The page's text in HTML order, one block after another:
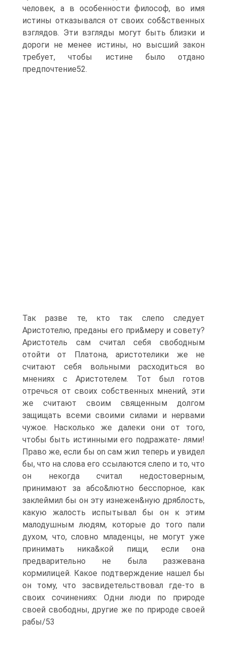
человек, а в особенности философ, во имя
истины отказывался от своих соб&ственных
взглядов. Эти взгляды могут быть близки и
дороги не менее истины, но высший закон
требует, чтобы истине было отдано
предпочтение52.
Так разве те, кто так слепо следует
Аристотелю, преданы его при&меру и совету?
Аристотель сам считал себя свободным
отойти от Платона, аристотелики же не
считают себя вольными расходиться во
мнениях с Аристотелем. Тот был готов
отречься от своих собственных мнений, эти
же считают своим священным долгом
защищать всеми своими силами и нервами
чужое. Насколько же далеки они от того,
чтобы быть истинными его подражате- лями!
Право же, если бы on сам жил теперь и увидел
бы, что на слова его ссылаются слепо и то, что
он некогда считал недостоверным,
принимают за абсо&лютно бесспорное, как
заклеймил бы он эту изнежен&ную дряблость,
какую жалость испытывал бы он к этим
малодушным людям, которые до того пали
духом, что, словно младенцы, не могут уже
принимать ника&кой пищи, если она
предварительно не была разжевана
кормилицей. Какое подтверждение нашел бы
он тому, что засвидетельствовал где-то в
своих сочинениях: Одни люди по природе
своей свободны, другие же по природе своей
рабы/53